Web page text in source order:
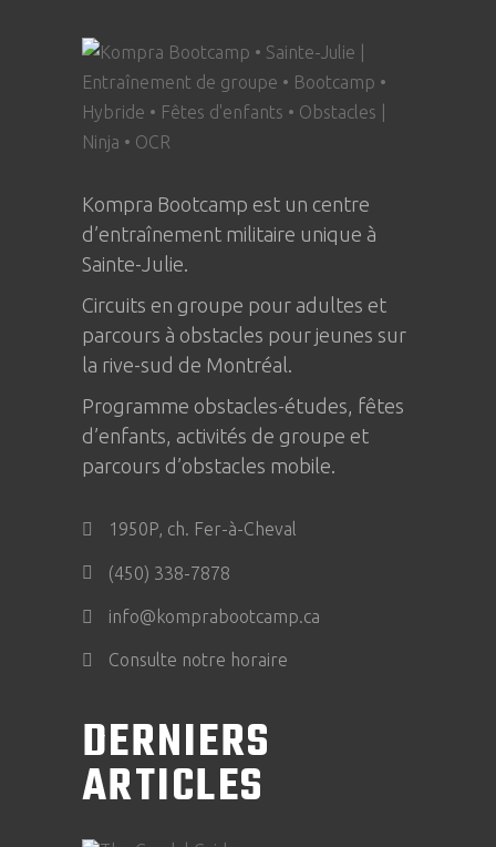
Kompra Bootcamp est un centre
d’entraînement militaire unique à
Sainte-Julie.
Circuits en groupe pour adultes et
parcours à obstacles pour jeunes sur
la rive-sud de Montréal.
Programme obstacles-études, fêtes
d’enfants, activités de groupe et
parcours d’obstacles mobile.
1950P, ch. Fer-à-Cheval
(450) 338-7878
info@komprabootcamp.ca
Consulte notre horaire
DERNIERS
ARTICLES